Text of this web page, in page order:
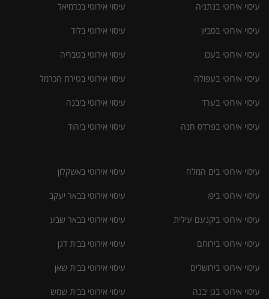
עיסוי אירוטי בנתניה
עיסוי אירוטי בסביון
עיסוי אירוטי בעכו
עיסוי אירוטי בעפולה
עיסוי אירוטי בערד
עיסוי אירוטי בפרדס חנה
עיסוי אירוטי בכרמיאל
עיסוי אירוטי בלוד
עיסוי אירוטי בטבריה
עיסוי אירוטי בטירת הכרמל
עיסוי אירוטי ביבנה
עיסוי אירוטי ביהוד
עיסוי אירוטי בים המלח
עיסוי אירוטי ביפו
עיסוי אירוטי ביקנעם עילית
עיסוי אירוטי בירוחם
עיסוי אירוטי בירושלים
עיסוי אירוטי בגן יבנה
עיסוי אירוטי באשקלון
עיסוי אירוטי בבאר יעקב
עיסוי אירוטי בבאר שבע
עיסוי אירוטי בבית דגן
עיסוי אירוטי בבית שאן
עיסוי אירוטי בבית שמש